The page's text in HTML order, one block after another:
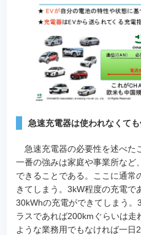
急速充電器は使われなくて
急速充電器の必要性を述べた
一番の強みは家庭や事業所など
できることである。ここに通常
きてしまう。3kW程度の充電で
30kWhの充電ができてしまう
ラスであれば200kmぐらいは走
ような業務用でもなければ一